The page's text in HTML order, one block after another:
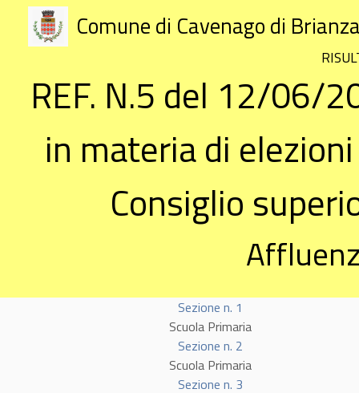
Comune di Cavenago di
REF. N.5 del 12/06/
in materia di
Consiglio
Sezione n. 1
Scuola Primaria
Sezione n. 2
Scuola Primaria
Sezione n. 3